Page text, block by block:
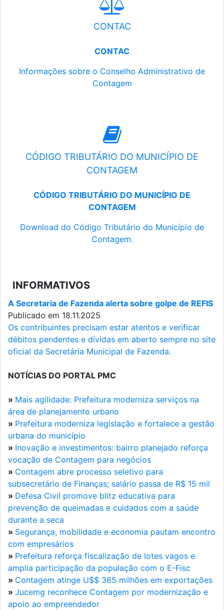
CONTAC
CONTAC
Informações sobre o Conselho Administrativo de
Contagem
CÓDIGO TRIBUTÁRIO DO MUNICÍPIO DE
CONTAGEM
CÓDIGO TRIBUTÁRIO DO MUNICÍPIO DE
CONTAGEM
Download do Código Tributário do Município de
Contagem.
INFORMATIVOS
A Secretaria de Fazenda alerta sobre golpe de REFIS
Publicado em 18.11.2025
Os contribuintes precisam estar atentos e verificar
débitos pendentes e dívidas em aberto sempre no site
oficial da Secretária Municipal de Fazenda.
NOTÍCIAS DO PORTAL PMC
» Mais agilidade: Prefeitura moderniza serviços na
área de planejamento urbano
» Prefeitura moderniza legislação e fortalece a gestão
urbana do município
» Inovação e investimentos: bairro planejado reforça
vocação de Contagem para negócios
» Contagem abre processo seletivo para
subsecretário de Finanças; salário passa de R$ 15 mil
» Defesa Civil promove blitz educativa para
prevenção de queimadas e cuidados com a saúde
durante a seca
» Segurança, mobilidade e economia pautam encontro
com empresários
» Prefeitura reforça fiscalização de lotes vagos e
amplia participação da população com o E-Fisc
» Contagem atinge U$$ 385 milhões em exportações
» Jucemg reconhece Contagem por modernização e
apoio ao empreendedor